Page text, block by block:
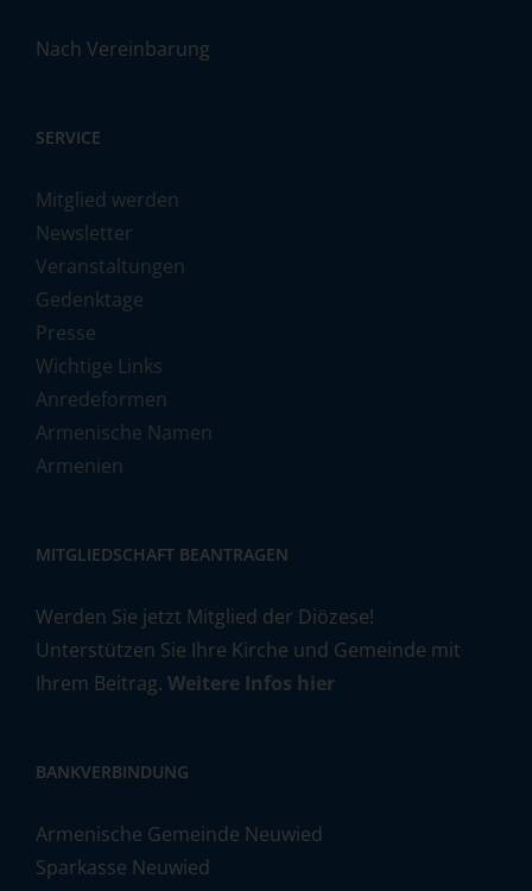
Nach Vereinbarung
SERVICE
Mitglied werden
Newsletter
Veranstaltungen
Gedenktage
Presse
Wichtige Links
Anredeformen
Armenische Namen
Armenien
MITGLIEDSCHAFT BEANTRAGEN
Werden Sie jetzt Mitglied der Diözese!
Unterstützen Sie Ihre Kirche und Gemeinde mit
Ihrem Beitrag. Weitere Infos hier
BANKVERBINDUNG
Armenische Gemeinde Neuwied
Sparkasse Neuwied